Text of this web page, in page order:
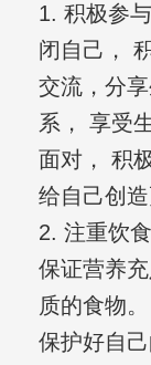
1. 积极参
闭自己，
交流，分
系， 享受
面对， 积
给自己创造
2. 注重饮
保证营养
质的食物
保护好自己